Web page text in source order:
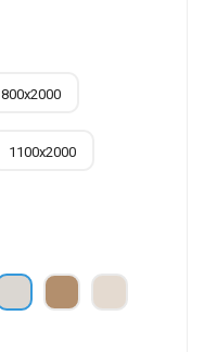
800х2000
1100х2000